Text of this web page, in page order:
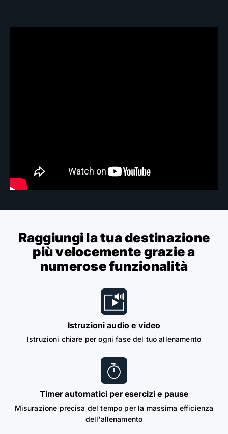
Raggiungi la tua destinazione
più velocemente grazie a
numerose funzionalità
Istruzioni audio e video
Istruzioni chiare per ogni fase del tuo allenamento
Timer automatici per esercizi e pause
Misurazione precisa del tempo per la massima efficienza
dell'allenamento